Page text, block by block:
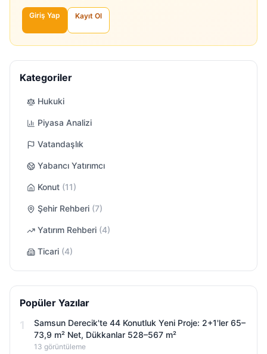
Giriş Yap Kayıt Ol
Kategoriler
Hukuki
Piyasa Analizi
Vatandaşlık
Yabancı Yatırımcı
Konut (11)
Şehir Rehberi (7)
Yatırım Rehberi (4)
Ticari (4)
Popüler Yazılar
1
Samsun Derecik'te 44 Konutluk Yeni Proje: 2+1'ler 65–
73,9 m² Net, Dükkanlar 528–567 m²
13 görüntüleme